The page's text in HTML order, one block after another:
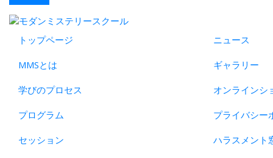
トップページ
MMSとは
学びのプロセス
プログラム
セッション
ニュース
ギャラリー
オンラインシ
プライバシー
ハラスメント